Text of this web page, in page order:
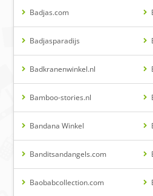
Badjas.com
Badjasparadijs
Badkranenwinkel.nl
Bamboo-stories.nl
Bandana Winkel
Banditsandangels.com
Baobabcollection.com